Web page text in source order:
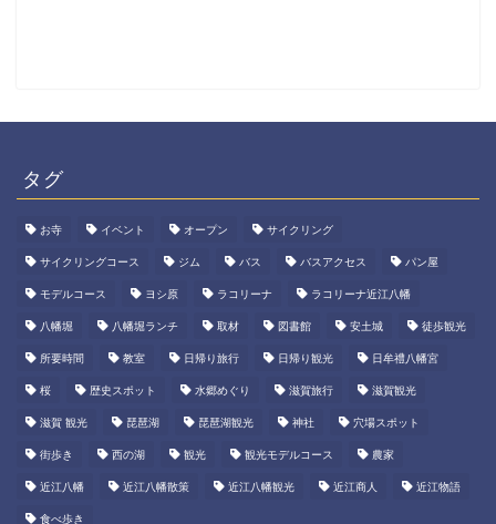
タグ
お寺 イベント オープン サイクリング
サイクリングコース ジム バス バスアクセス パン屋
モデルコース ヨシ原 ラコリーナ ラコリーナ近江八幡
八幡堀 八幡堀ランチ 取材 図書館 安土城 徒歩観光
所要時間 教室 日帰り旅行 日帰り観光 日牟禮八幡宮
桜 歴史スポット 水郷めぐり 滋賀旅行 滋賀観光
滋賀 観光 琵琶湖 琵琶湖観光 神社 穴場スポット
街歩き 西の湖 観光 観光モデルコース 農家
近江八幡 近江八幡散策 近江八幡観光 近江商人 近江物語
食べ歩き